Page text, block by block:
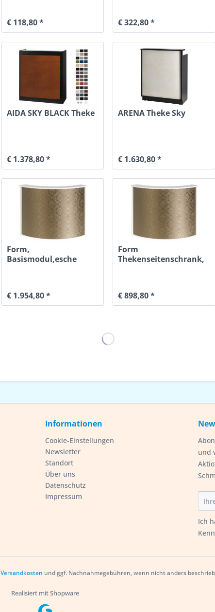
€ 118,80 * € 322,80 *
AIDA SKY BLACK Theke
€ 1.378,80 *
ARENA Theke Sky
€ 1.630,80 *
Form,
Basismodul,esche
€ 1.954,80 *
Form
Thekenseitenschrank,
€ 898,80 *
Informationen
Cookie-Einstellungen
Newsletter
Standort
Über uns
Datenschutz
Impressum
und
Ich
Versandkosten und ggf. Nachnahmegebühren, wenn nicht anders
Realisiert mit Shopware